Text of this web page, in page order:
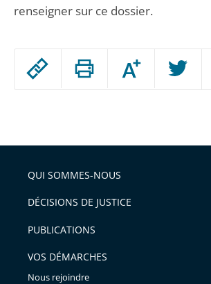
Passer
arriver
après
Augmenter
ou
l'article
pour
avant
renseigner sur ce dossier.
QUI SOMMES-NOUS
DÉCISIONS DE JUSTICE
PUBLICATIONS
VOS DÉMARCHES
Nous rejoindre